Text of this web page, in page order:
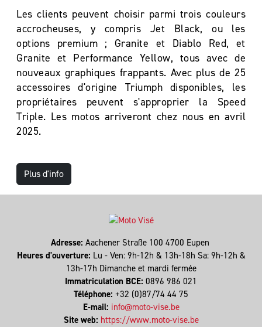
Les clients peuvent choisir parmi trois couleurs
accrocheuses, y compris Jet Black, ou les
options premium ; Granite et Diablo Red, et
Granite et Performance Yellow, tous avec de
nouveaux graphiques frappants. Avec plus de 25
accessoires d'origine Triumph disponibles, les
propriétaires peuvent s'approprier la Speed
Triple. Les motos arriveront chez nous en avril
2025.
Plus d'info
Adresse: Aachener Straße 100 4700 Eupen
Heures d'ouverture: Lu - Ven: 9h-12h & 13h-18h Sa: 9h-12h &
13h-17h Dimanche et mardi fermée
Immatriculation BCE: 0896 986 021
Téléphone: +32 (0)87/74 44 75
E-mail: info@moto-vise.be
Site web: https://www.moto-vise.be